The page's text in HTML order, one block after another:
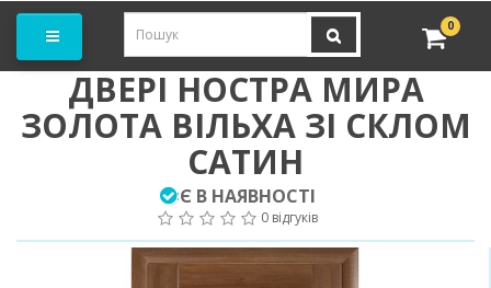
0
ДВЕРІ НОСТРА МИРА
ЗОЛОТА ВІЛЬХА ЗІ СКЛОМ
САТИН
:Є В НАЯВНОСТІ
0 відгуків